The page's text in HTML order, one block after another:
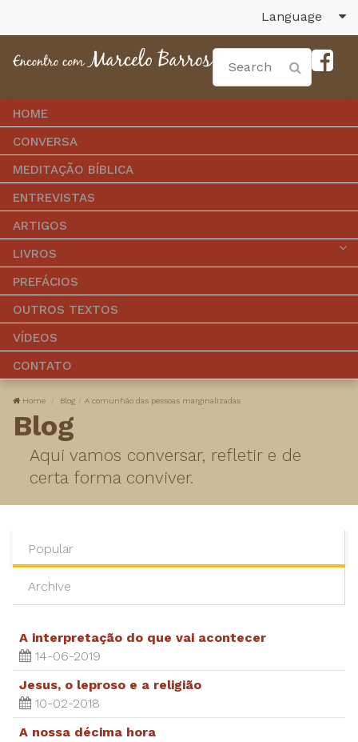
Language
HOME
CONVERSA
MEDITAÇÃO BÍBLICA
ENTREVISTAS
ARTIGOS
LIVROS
PREFÁCIOS
OUTROS TEXTOS
VÍDEOS
CONTATO
Home Blog A comunhão das pessoas marginalizadas
Blog
Aqui vamos conversar, refletir e de
certa forma conviver.
Popular
Archive
A interpretação do que vai acontecer
14-06-2019
Jesus, o leproso e a religião
10-02-2018
A nossa décima hora